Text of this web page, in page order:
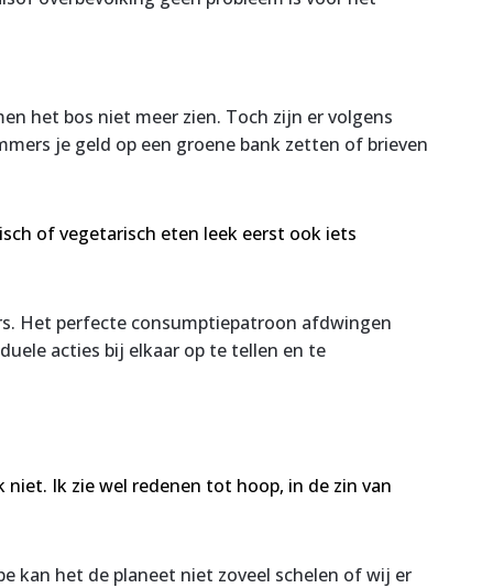
het bos niet meer zien. Toch zijn er volgens
je geld op een groene bank zetten of brieven
of vegetarisch eten leek eerst ook iets
Het perfecte consumptiepatroon afdwingen
acties bij elkaar op te tellen en te
Ik zie wel redenen tot hoop, in de zin van
kan het de planeet niet zoveel schelen of wij er